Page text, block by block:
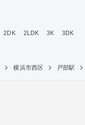
2DK 2LDK 3K
3DK
横浜市西区 戸部駅